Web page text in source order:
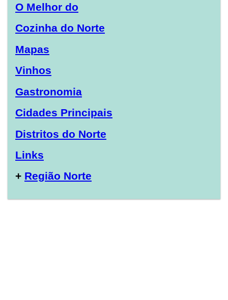
O Melhor do
Cozinha do Norte
Mapas
Vinhos
Gastronomia
Cidades Principais
Distritos do Norte
Links
+ Região Norte